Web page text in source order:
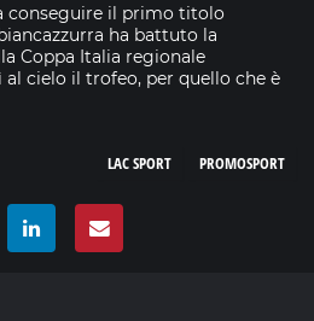
conseguire il primo titolo
ha battuto la
Coppa Italia regionale
cielo il trofeo, per quello che è
PROMOSPORT
LAC SPORT